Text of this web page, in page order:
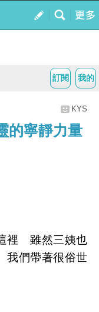
我的
訂閱
KYS
的寧靜力量
裡 雖然三姨也
們帶著很俗世